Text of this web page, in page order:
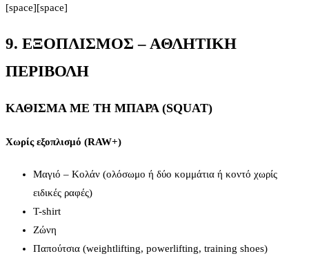
[space][space]
9. ΕΞΟΠΛΙΣΜΟΣ – ΑΘΛΗΤΙΚΗ
ΠΕΡΙΒΟΛΗ
ΚΑΘΙΣΜΑ ΜΕ ΤΗ ΜΠΑΡΑ (SQUAT)
Χωρίς εξοπλισμό (RAW+)
Μαγιό – Κολάν (ολόσωμο ή δύο κομμάτια ή κοντό χωρίς
ειδικές ραφές)
T-shirt
Ζώνη
Παπούτσια (weightlifting, powerlifting, training shoes)